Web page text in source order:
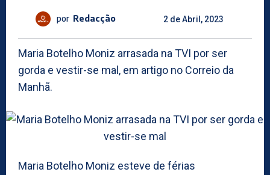
por Redacção 2 de Abril, 2023
Maria Botelho Moniz arrasada na TVI por ser
gorda e vestir-se mal, em artigo no Correio da
Manhã.
Maria Botelho Moniz esteve de férias